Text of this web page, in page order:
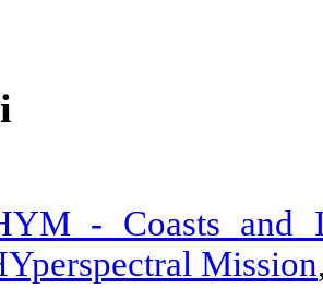
- Coasts and
Mission